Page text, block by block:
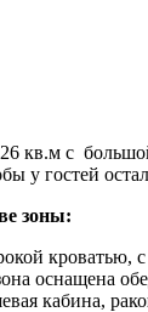
с большой
у гостей
зоны:
кроватью,
оснащена
кабина,